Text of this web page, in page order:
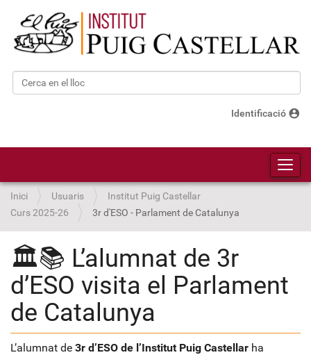
Cerca
Identificació account_circle
Inici Usuaris
Institut Puig Castellar
Curs 2025-26
3r d'ESO - Parlament de Catalunya
🏛️📚 L’alumnat de 3r
d’ESO visita el Parlament
de Catalunya
L’alumnat de 3r d’ESO de l’Institut Puig Castellar ha